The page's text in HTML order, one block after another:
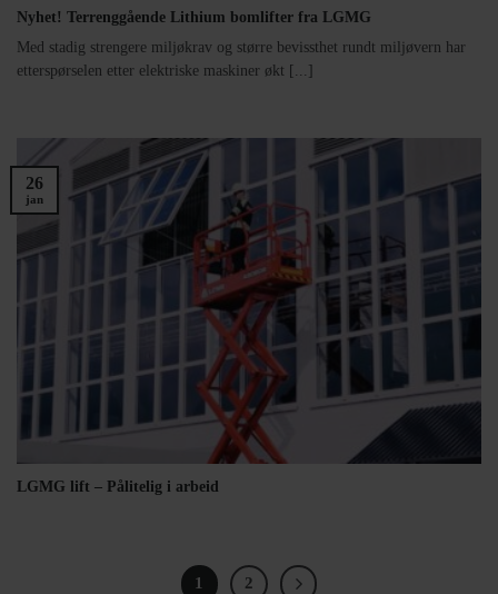
Nyhet! Terrenggående Lithium bomlifter fra LGMG
Med stadig strengere miljøkrav og større bevissthet rundt miljøvern har
etterspørselen etter elektriske maskiner økt [...]
LGMG lift – Pålitelig i arbeid
26
jan
1 2